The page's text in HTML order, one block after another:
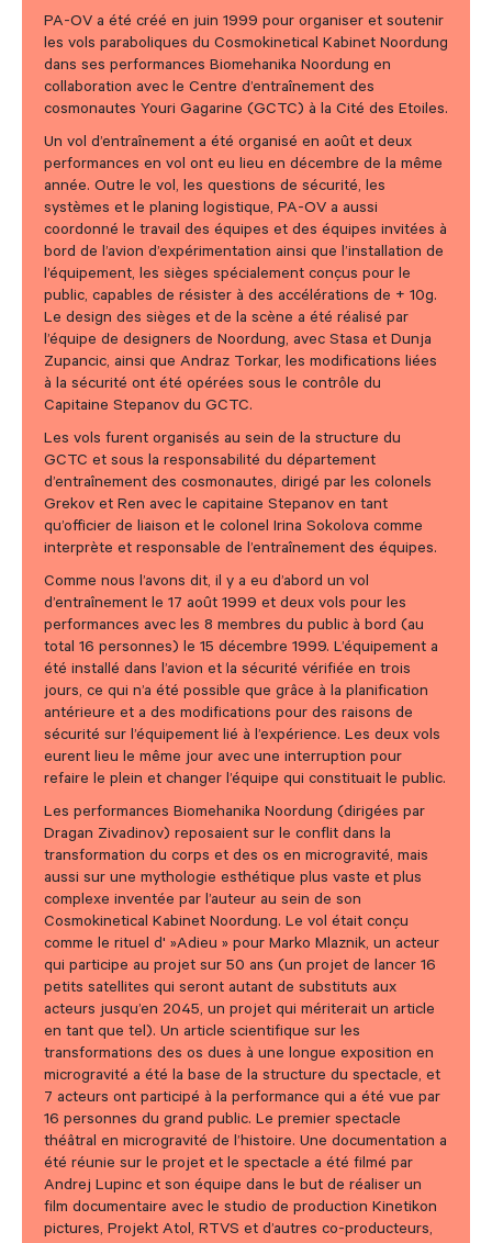
PA-OV a été créé en juin 1999 pour organiser et soutenir
les vols paraboliques du Cosmokinetical Kabinet Noordung
dans ses performances Biomehanika Noordung en
collaboration avec le Centre d’entraînement des
cosmonautes Youri Gagarine (GCTC) à la Cité des Etoiles.
Un vol d’entraînement a été organisé en août et deux
performances en vol ont eu lieu en décembre de la même
année. Outre le vol, les questions de sécurité, les
systèmes et le planing logistique, PA-OV a aussi
coordonné le travail des équipes et des équipes invitées à
bord de l’avion d’expérimentation ainsi que l’installation de
l’équipement, les sièges spécialement conçus pour le
public, capables de résister à des accélérations de + 10g.
Le design des sièges et de la scène a été réalisé par
l’équipe de designers de Noordung, avec Stasa et Dunja
Zupancic, ainsi que Andraz Torkar, les modifications liées
à la sécurité ont été opérées sous le contrôle du
Capitaine Stepanov du GCTC.
Les vols furent organisés au sein de la structure du
GCTC et sous la responsabilité du département
d’entraînement des cosmonautes, dirigé par les colonels
Grekov et Ren avec le capitaine Stepanov en tant
qu’officier de liaison et le colonel Irina Sokolova comme
interprète et responsable de l’entraînement des équipes.
Comme nous l’avons dit, il y a eu d’abord un vol
d’entraînement le 17 août 1999 et deux vols pour les
performances avec les 8 membres du public à bord (au
total 16 personnes) le 15 décembre 1999. L’équipement a
été installé dans l’avion et la sécurité vérifiée en trois
jours, ce qui n’a été possible que grâce à la planification
antérieure et a des modifications pour des raisons de
sécurité sur l’équipement lié à l’expérience. Les deux vols
eurent lieu le même jour avec une interruption pour
refaire le plein et changer l’équipe qui constituait le public.
Les performances Biomehanika Noordung (dirigées par
Dragan Zivadinov) reposaient sur le conflit dans la
transformation du corps et des os en microgravité, mais
aussi sur une mythologie esthétique plus vaste et plus
complexe inventée par l’auteur au sein de son
Cosmokinetical Kabinet Noordung. Le vol était conçu
comme le rituel d' »Adieu » pour Marko Mlaznik, un acteur
qui participe au projet sur 50 ans (un projet de lancer 16
petits satellites qui seront autant de substituts aux
acteurs jusqu’en 2045, un projet qui mériterait un article
en tant que tel). Un article scientifique sur les
transformations des os dues à une longue exposition en
microgravité a été la base de la structure du spectacle, et
7 acteurs ont participé à la performance qui a été vue par
16 personnes du grand public. Le premier spectacle
théâtral en microgravité de l’histoire. Une documentation a
été réunie sur le projet et le spectacle a été filmé par
Andrej Lupinc et son équipe dans le but de réaliser un
film documentaire avec le studio de production Kinetikon
pictures, Projekt Atol, RTVS et d’autres co-producteurs,